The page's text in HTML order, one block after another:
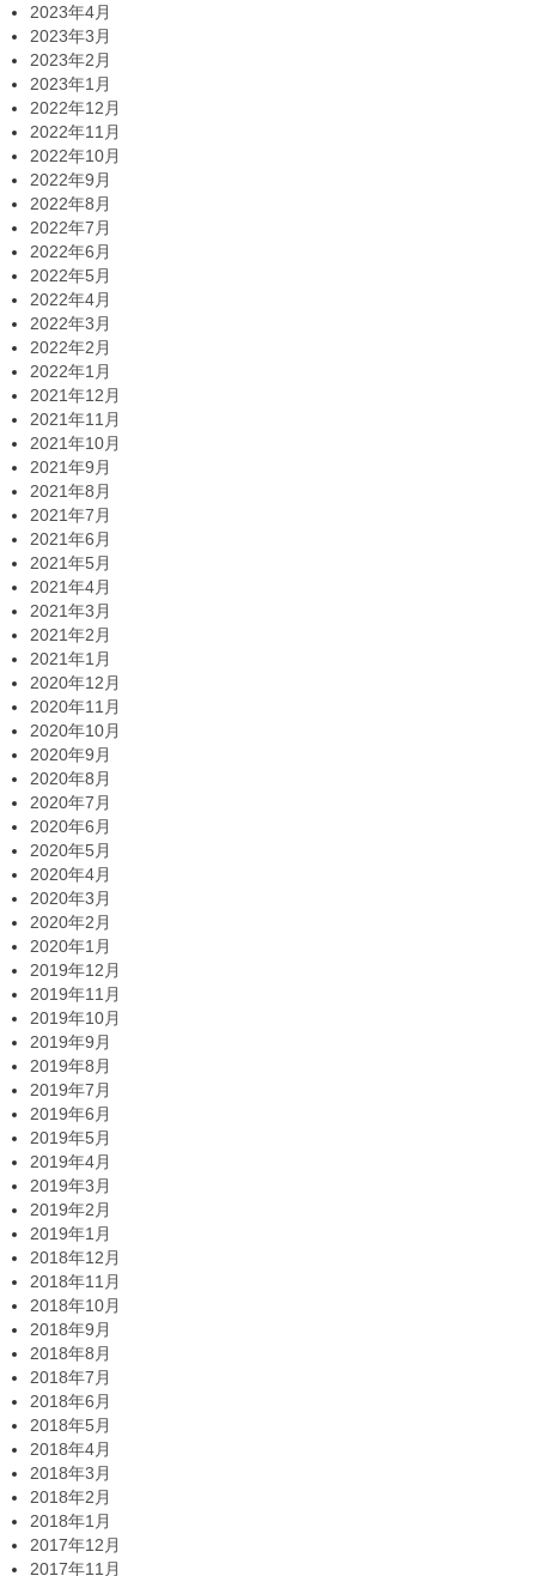
2023年4月
2023年3月
2023年2月
2023年1月
2022年12月
2022年11月
2022年10月
2022年9月
2022年8月
2022年7月
2022年6月
2022年5月
2022年4月
2022年3月
2022年2月
2022年1月
2021年12月
2021年11月
2021年10月
2021年9月
2021年8月
2021年7月
2021年6月
2021年5月
2021年4月
2021年3月
2021年2月
2021年1月
2020年12月
2020年11月
2020年10月
2020年9月
2020年8月
2020年7月
2020年6月
2020年5月
2020年4月
2020年3月
2020年2月
2020年1月
2019年12月
2019年11月
2019年10月
2019年9月
2019年8月
2019年7月
2019年6月
2019年5月
2019年4月
2019年3月
2019年2月
2019年1月
2018年12月
2018年11月
2018年10月
2018年9月
2018年8月
2018年7月
2018年6月
2018年5月
2018年4月
2018年3月
2018年2月
2018年1月
2017年12月
2017年11月